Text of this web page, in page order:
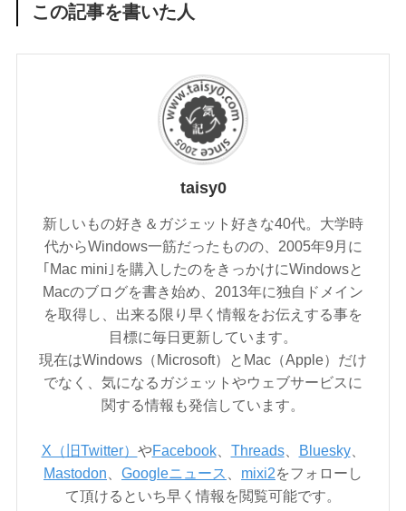
この記事を書いた人
taisy0
新しいもの好き＆ガジェット好きな40代。大学時
代からWindows一筋だったものの、2005年9月に
｢Mac mini｣を購入したのをきっかけにWindowsと
Macのブログを書き始め、2013年に独自ドメイン
を取得し、出来る限り早く情報をお伝えする事を
目標に毎日更新しています。
現在はWindows（Microsoft）とMac（Apple）だけ
でなく、気になるガジェットやウェブサービスに
関する情報も発信しています。
X（旧Twitter） やFacebook、 Threads、 Bluesky、
Mastodon
Googleニュース mixi2をフォローし
て頂けるといち早く情報を閲覧可能です。